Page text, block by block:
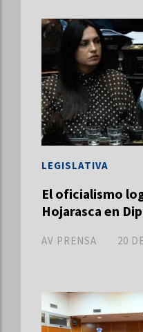
El oficialismo
Hojarasca en
AV PRENSA
LEGISLATIVA
20